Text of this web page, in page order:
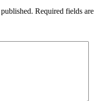
Required fields are